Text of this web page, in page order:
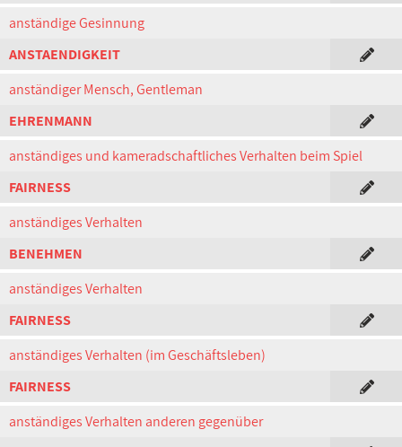
anständige Gesinnung
ANSTAENDIGKEIT
anständiger Mensch, Gentleman
EHRENMANN
anständiges und kameradschaftliches Verhalten beim Spiel
FAIRNESS
anständiges Verhalten
BENEHMEN
anständiges Verhalten
FAIRNESS
anständiges Verhalten (im Geschäftsleben)
FAIRNESS
anständiges Verhalten anderen gegenüber